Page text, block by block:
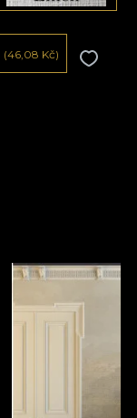
(46,08 Kč)